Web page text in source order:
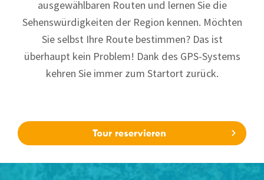
ausgewählbaren Routen und lernen Sie die
Sehenswürdigkeiten der Region kennen. Möchten
Sie selbst Ihre Route bestimmen? Das ist
überhaupt kein Problem! Dank des GPS-Systems
kehren Sie immer zum Startort zurück.
Tour reservieren